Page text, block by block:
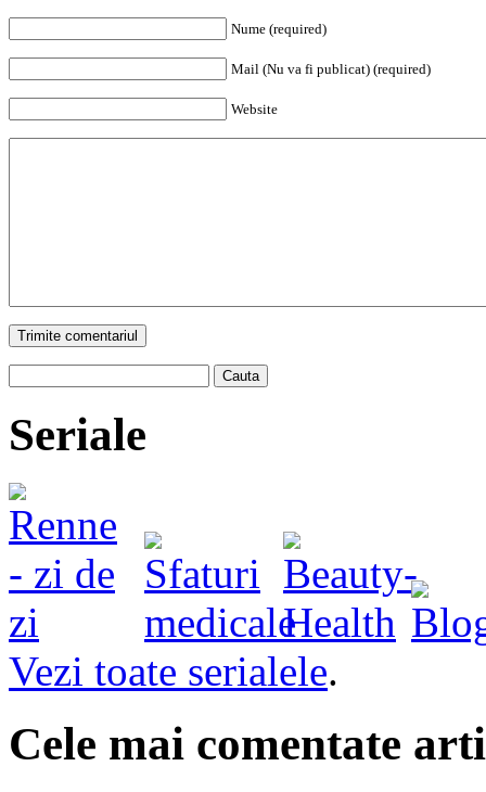
Nume (required)
Mail (Nu va fi publicat) (required)
Website
Trimite comentariul
Cauta
Seriale
Vezi toate serialele.
Cele mai comentate